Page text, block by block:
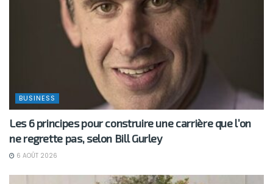
BUSINESS
Les 6 principes pour construire une carrière que l’on
ne regrette pas, selon Bill Gurley
6 AOÛT 2026